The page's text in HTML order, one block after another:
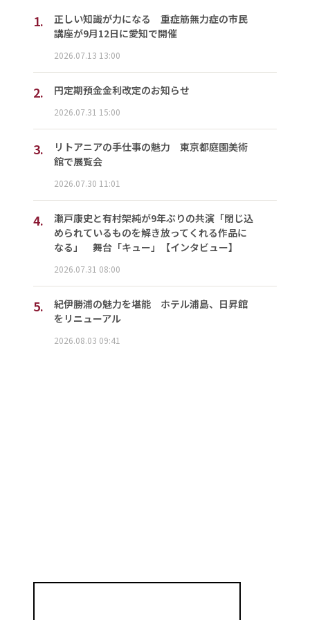
1.
正しい知識が力になる 重症筋無力症の市民
講座が9月12日に愛知で開催
2026.07.13 13:00
2. 円定期預金金利改定のお知らせ
2026.07.31 15:00
3.
リトアニアの手仕事の魅力 東京都庭園美術
館で展覧会
2026.07.30 11:01
4.
瀬戸康史と有村架純が9年ぶりの共演「閉じ込
められているものを解き放ってくれる作品に
なる」 舞台「キュー」【インタビュー】
2026.07.31 08:00
5.
紀伊勝浦の魅力を堪能 ホテル浦島、日昇館
をリニューアル
2026.08.03 09:41